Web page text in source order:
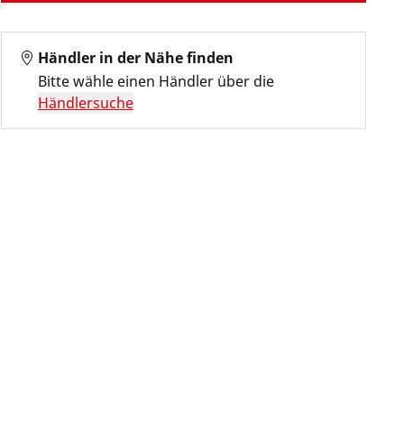
Händler in der Nähe finden
Bitte wähle einen Händler über die
Händlersuche